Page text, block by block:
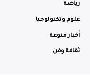
رياضة
علوم وتكنولوجيا
أخبار منوعة
ثقافة وفن